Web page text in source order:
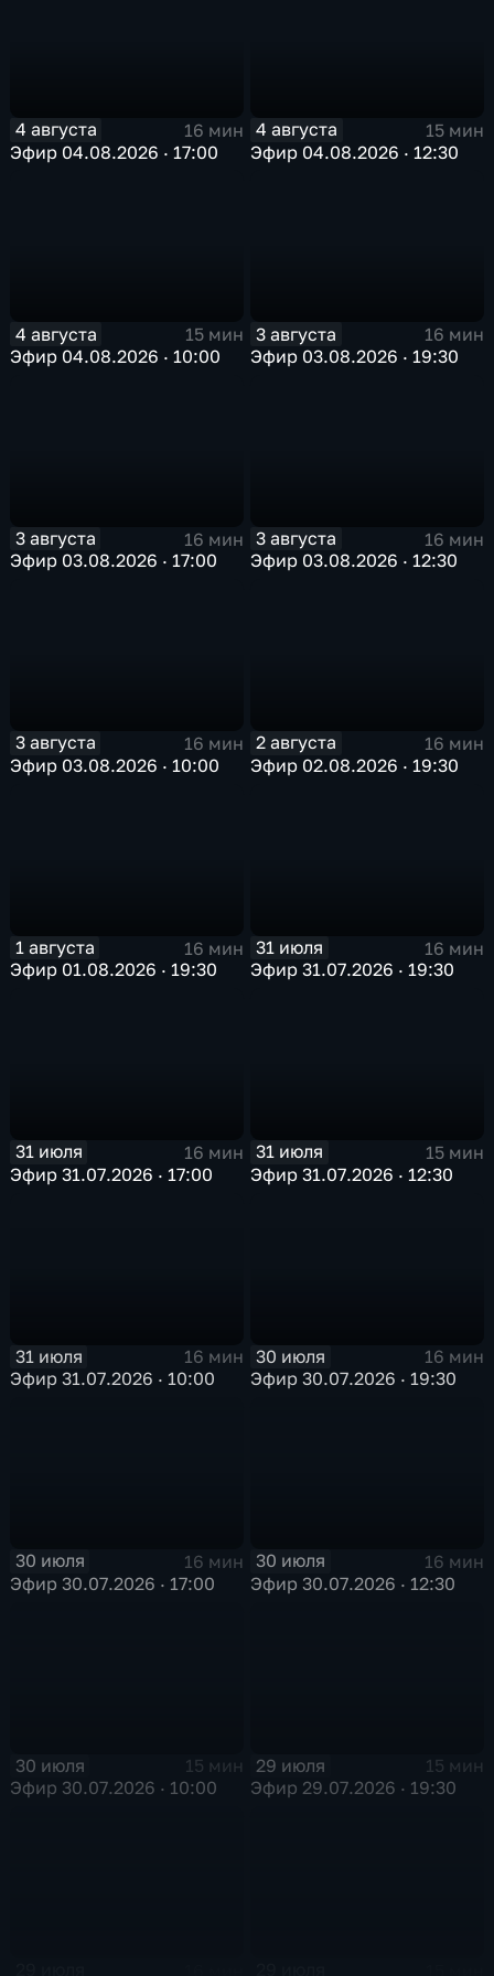
4 августа
16 мин
Эфир 04.08.2026 · 17:00
4 августа
15 мин
Эфир 04.08.2026 · 12:30
4 августа
15 мин
Эфир 04.08.2026 · 10:00
3 августа
16 мин
Эфир 03.08.2026 · 19:30
3 августа
16 мин
Эфир 03.08.2026 · 17:00
3 августа
16 мин
Эфир 03.08.2026 · 12:30
3 августа
16 мин
Эфир 03.08.2026 · 10:00
2 августа
16 мин
Эфир 02.08.2026 · 19:30
1 августа
16 мин
Эфир 01.08.2026 · 19:30
31 июля
16 мин
Эфир 31.07.2026 · 19:30
31 июля
16 мин
Эфир 31.07.2026 · 17:00
31 июля
15 мин
Эфир 31.07.2026 · 12:30
31 июля
16 мин
Эфир 31.07.2026 · 10:00
30 июля
16 мин
Эфир 30.07.2026 · 19:30
30 июля
16 мин
Эфир 30.07.2026 · 17:00
30 июля
16 мин
Эфир 30.07.2026 · 12:30
30 июля
15 мин
Эфир 30.07.2026 · 10:00
29 июля
15 мин
Эфир 29.07.2026 · 19:30